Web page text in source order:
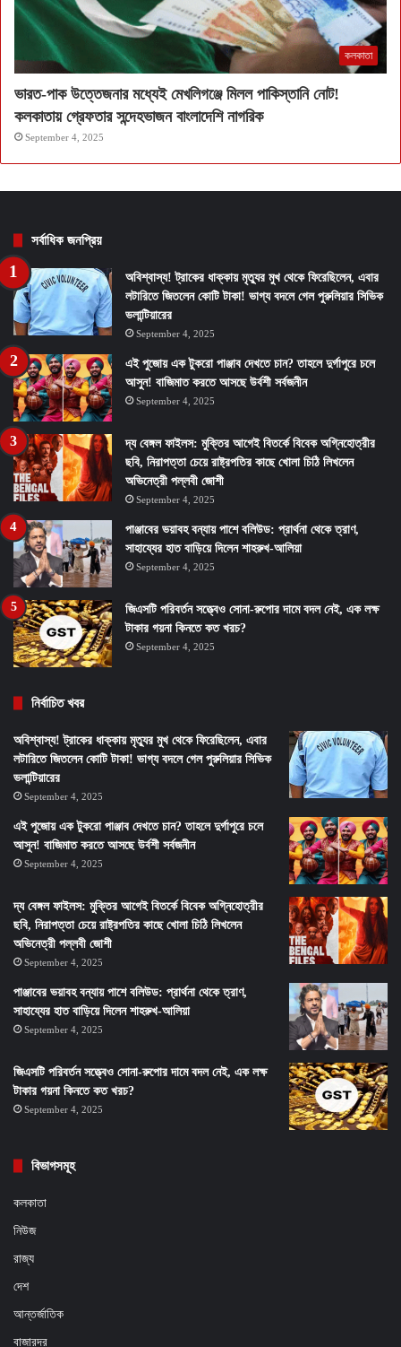
কলকাতা
ভারত-পাক উত্তেজনার মধ্যেই মেখলিগঞ্জে মিলল পাকিস্তানি নোট!
কলকাতায় গ্রেফতার সন্দেহভাজন বাংলাদেশি নাগরিক
September 4, 2025
সর্বাধিক জনপ্রিয়
অবিশ্বাস্য! ট্রাকের ধাক্কায় মৃত্যুর মুখ থেকে ফিরেছিলেন, এবার
লটারিতে জিতলেন কোটি টাকা! ভাগ্য বদলে গেল পুরুলিয়ার সিভিক
ভলান্টিয়ারের
September 4, 2025
এই পুজোয় এক টুকরো পাঞ্জাব দেখতে চান? তাহলে দুর্গাপুরে চলে
আসুন! বাজিমাত করতে আসছে উর্বশী সর্বজনীন
September 4, 2025
দ্য বেঙ্গল ফাইলস: মুক্তির আগেই বিতর্কে বিবেক অগ্নিহোত্রীর
ছবি, নিরাপত্তা চেয়ে রাষ্ট্রপতির কাছে খোলা চিঠি লিখলেন
অভিনেত্রী পল্লবী জোশী
September 4, 2025
পাঞ্জাবের ভয়াবহ বন্যায় পাশে বলিউড: প্রার্থনা থেকে ত্রাণ,
সাহায্যের হাত বাড়িয়ে দিলেন শাহরুখ-আলিয়া
September 4, 2025
জিএসটি পরিবর্তন সত্ত্বেও সোনা-রুপোর দামে বদল নেই, এক লক্ষ
টাকার গয়না কিনতে কত খরচ?
September 4, 2025
নির্বাচিত খবর
অবিশ্বাস্য! ট্রাকের ধাক্কায় মৃত্যুর মুখ থেকে ফিরেছিলেন, এবার
লটারিতে জিতলেন কোটি টাকা! ভাগ্য বদলে গেল পুরুলিয়ার সিভিক
ভলান্টিয়ারের
September 4, 2025
এই পুজোয় এক টুকরো পাঞ্জাব দেখতে চান? তাহলে দুর্গাপুরে চলে
আসুন! বাজিমাত করতে আসছে উর্বশী সর্বজনীন
September 4, 2025
দ্য বেঙ্গল ফাইলস: মুক্তির আগেই বিতর্কে বিবেক অগ্নিহোত্রীর
ছবি, নিরাপত্তা চেয়ে রাষ্ট্রপতির কাছে খোলা চিঠি লিখলেন
অভিনেত্রী পল্লবী জোশী
September 4, 2025
পাঞ্জাবের ভয়াবহ বন্যায় পাশে বলিউড: প্রার্থনা থেকে ত্রাণ,
সাহায্যের হাত বাড়িয়ে দিলেন শাহরুখ-আলিয়া
September 4, 2025
জিএসটি পরিবর্তন সত্ত্বেও সোনা-রুপোর দামে বদল নেই, এক লক্ষ
টাকার গয়না কিনতে কত খরচ?
September 4, 2025
বিভাগসমূহ
কলকাতা
নিউজ
রাজ্য
দেশ
আন্তর্জাতিক
বাজারদর